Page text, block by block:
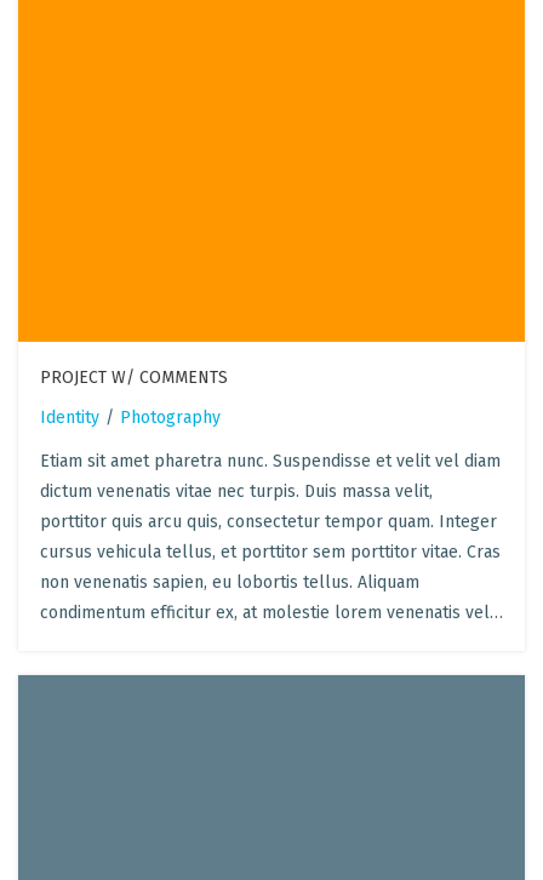
PROJECT W/ COMMENTS
Identity / Photography
Etiam sit amet pharetra nunc. Suspendisse et velit vel diam
dictum venenatis vitae nec turpis. Duis massa velit,
porttitor quis arcu quis, consectetur tempor quam. Integer
cursus vehicula tellus, et porttitor sem porttitor vitae. Cras
non venenatis sapien, eu lobortis tellus. Aliquam
condimentum efficitur ex, at molestie lorem venenatis vel…